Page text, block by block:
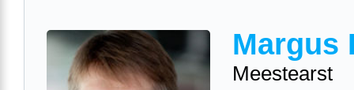
Margus
Meestearst